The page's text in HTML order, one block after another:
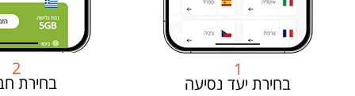
1
בחירת יעד נסיעה
2
בחירת